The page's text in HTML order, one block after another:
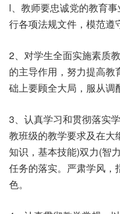
l、教师要忠诚党的教育
行各项法规文件，模范遵
2、对学生全面实施素质
的主导作用，努力提高
础上要顾全大局，服从调
3、认真学习和贯彻落实
教班级的教学要求及在大
知识，基本技能)双力(智
任务的落实。严肃学风，
色。